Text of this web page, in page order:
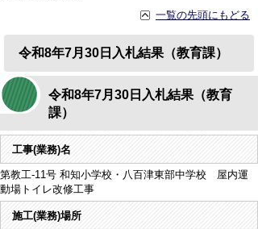
一覧の先頭にもどる
令和8年7月30日入札結果（教育課）
令和8年7月30日入札結果（教育
課）
工事(業務)名
第教工-11号 和知小学校・八百津東部中学校 屋内運
動場トイレ改修工事
施工(業務)場所